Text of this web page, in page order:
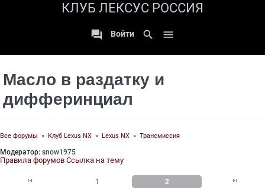
КЛУБ ЛЕКСУС РОССИЯ
 Войти search 
Масло в раздатку и
дифферинциал
Все форумы » Клуб Lexus NX » Lexus NX » Трансмиссия
Модератор: snow1975
Правила форумов Ссылка на тему
 1 2 